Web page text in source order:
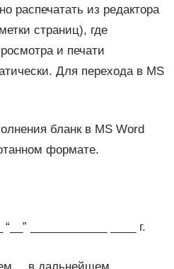
распечатать из редактора
страниц), где
и печати
Для перехода в MS
бланк в MS Word
формате.
“__” ____________ ____ г.